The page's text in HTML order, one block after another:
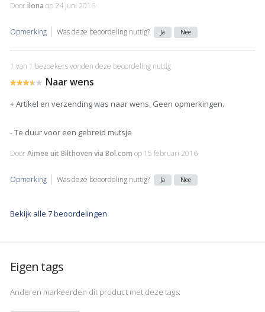
Doorilona op 24 juni 2016
Opmerking Was deze beoordeling nuttig? Ja Nee
1 van 1 bezoekers vonden deze beoordeling nuttig
Naar wens
+ Artikel en verzending was naar wens. Geen opmerkingen.
- Te duur voor een gebreid mutsje
DoorAimee uit Bilthoven via Bol.com op 15 februari 2016
Opmerking Was deze beoordeling nuttig? Ja Nee
Bekijk alle 7 beoordelingen
Eigen tags
Anderen markeerden dit product met deze tags: